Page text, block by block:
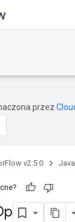
przez
v2.5.0 Java